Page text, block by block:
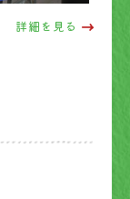
詳細を見る